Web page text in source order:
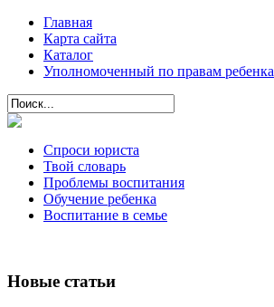
Главная
Карта сайта
Каталог
Уполномоченный по правам ребенка
Спроси юриста
Твой словарь
Проблемы воспитания
Обучение ребенка
Воспитание в семье
Новые статьи